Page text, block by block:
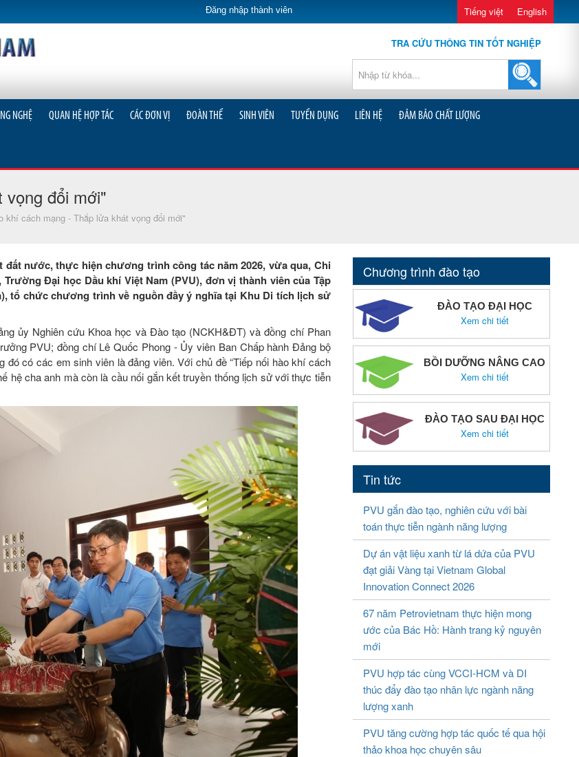
Đăng nhập thành viên Tiếng việt English
TRA CỨU THÔNG TIN TỐT NGHIỆP
NGHỆ QUAN HỆ HỢP TÁC CÁC ĐƠN VỊ ĐOÀN THỂ SINH VIÊN TUYỂN DỤNG LIÊN HỆ ĐẢM BẢO CHẤT LƯỢNG
vọng đổi mới"
khí cách mạng - Thắp lửa khát vọng đổi mới"
nước, thực hiện chương trình công tác năm 2026, vừa qua, Chi
Đại học Dầu khí Việt Nam (PVU), đơn vị thành viên của Tập
tổ chức chương trình về nguồn đầy ý nghĩa tại Khu Di tích lịch sử
ủy Nghiên cứu Khoa học và Đào tạo (NCKH&ĐT) và đồng chí Phan
PVU; đồng chí Lê Quốc Phong - Ủy viên Ban Chấp hành Đảng bộ
có các em sinh viên là đảng viên. Với chủ đề “Tiếp nối hào khí cách
hệ cha anh mà còn là cầu nối gắn kết truyền thống lịch sử với thực tiễn
Chương trình đào tạo
ĐÀO TẠO ĐẠI HỌC
Xem chi tiết
BỒI DƯỠNG NÂNG CAO
Xem chi tiết
ĐÀO TẠO SAU ĐẠI HỌC
Xem chi tiết
Tin tức
PVU gắn đào tạo, nghiên cứu với bài
toán thực tiễn ngành năng lượng
Dự án vật liệu xanh từ lá dứa của PVU
đạt giải Vàng tại Vietnam Global
Innovation Connect 2026
67 năm Petrovietnam thực hiện mong
ước của Bác Hồ: Hành trang kỷ nguyên
mới
PVU hợp tác cùng VCCI-HCM và DI
thúc đẩy đào tạo nhân lực ngành năng
lượng xanh
PVU tăng cường hợp tác quốc tế qua hội
thảo khoa học chuyên sâu